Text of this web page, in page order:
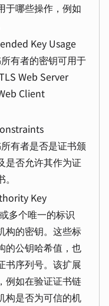
于哪些操作，例如
Key Usage
有者的密钥可用于
Web Server
Client
有者是否是证书颁
是否允许其作为证
Key
多个唯一的标识
构的密钥。这些标
的公钥哈希值，也
书序列号。该扩展
例如在验证证书链
构是否为可信的机